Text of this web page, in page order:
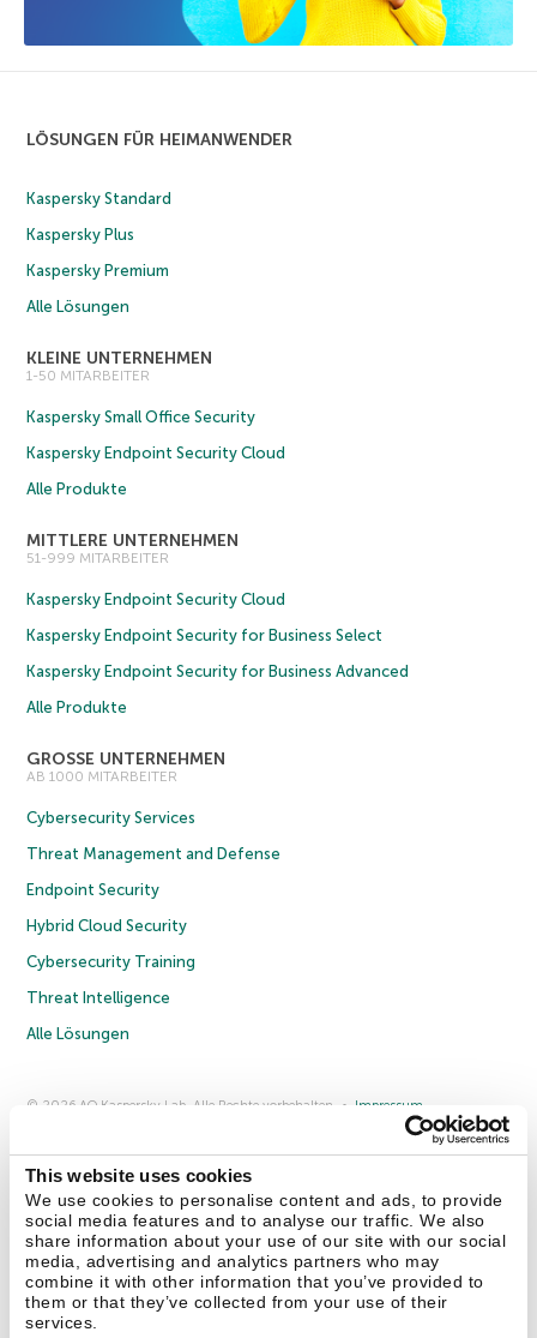
This website uses cookies
We use cookies to personalise content and ads, to provide
social media features and to analyse our traffic. We also
share information about your use of our site with our social
media, advertising and analytics partners who may
combine it with other information that you’ve provided to
them or that they’ve collected from your use of their
services.
LÖSUNGEN FÜR HEIMANWENDER
Kaspersky Standard
Kaspersky Plus
Kaspersky Premium
Alle Lösungen
KLEINE UNTERNEHMEN
1-50 MITARBEITER
Kaspersky Small Office Security
Kaspersky Endpoint Security Cloud
Alle Produkte
MITTLERE UNTERNEHMEN
51-999 MITARBEITER
Kaspersky Endpoint Security Cloud
Kaspersky Endpoint Security for Business Select
Kaspersky Endpoint Security for Business Advanced
Alle Produkte
GROSSE UNTERNEHMEN
AB 1000 MITARBEITER
Cybersecurity Services
Threat Management and Defense
Endpoint Security
Hybrid Cloud Security
Cybersecurity Training
Threat Intelligence
Alle Lösungen
© 2026 AO Kaspersky Lab. Alle Rechte vorbehalten.
Impressum
Lizenzvereinbarung B2B
Anmeldung zum Newsletter für B2B-Vertriebspartner
Kontakt Über uns Partner Blog
Weitere Informationen
Pressemitteilungen
Securelist Eugene Personal Blog Enzyklopädie